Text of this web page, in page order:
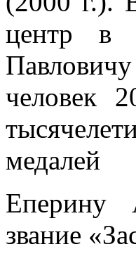
центр в
человек
медалей
Еперину
звание